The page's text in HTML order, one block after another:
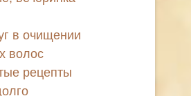
в очищении
волос
рецепты